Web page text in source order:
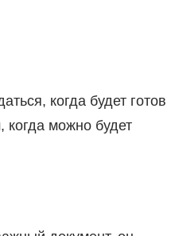
когда будет готов
можно будет